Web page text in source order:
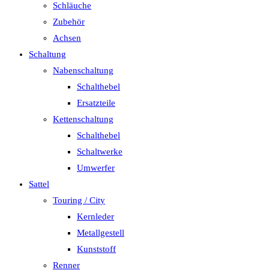
Schläuche
Zubehör
Achsen
Schaltung
Nabenschaltung
Schalthebel
Ersatzteile
Kettenschaltung
Schalthebel
Schaltwerke
Umwerfer
Sattel
Touring / City
Kernleder
Metallgestell
Kunststoff
Renner